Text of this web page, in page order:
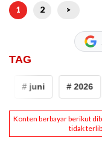
1 2 >
TAG
# juni # 2026